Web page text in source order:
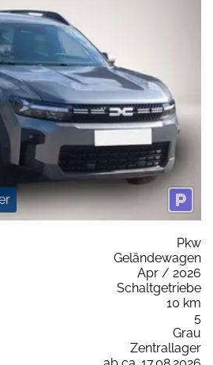
Pkw
Geländewagen
Apr / 2026
Schaltgetriebe
10 km
5
Grau
Zentrallager